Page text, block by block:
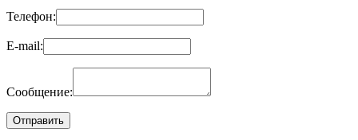
Телефон:
E-mail:
Сообщение: